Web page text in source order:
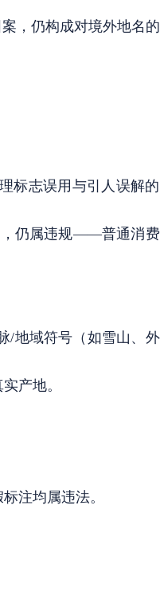
，仍构成对境外地名
标志误用与引人误解
，仍属违规——普通消
/地域符号（如雪山、
产地。
注均属违法。